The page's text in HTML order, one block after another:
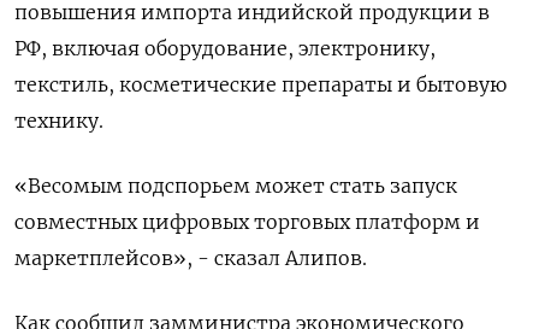
повышения импорта индийской продукции в
РФ, включая оборудование, ‌электронику,
текстиль, косметические препараты и бытовую
технику.
«Весомым подспорьем может стать запуск
совместных цифровых торговых платформ и
маркетплейсов», - сказал Алипов.
Как сообщил замминистра экономического